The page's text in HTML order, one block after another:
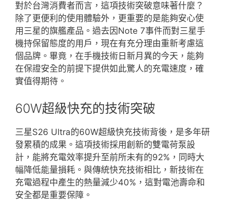
對於台灣消費者而言，這項技術突破意味著什麼？
除了更便利的使用體驗外，更重要的是能夠安心使
用三星的旗艦產品。過去因Note 7事件而對三星手
機持保留態度的用戶，現在有充分理由重新考慮這
個品牌。畢竟，在手機技術日新月異的今天，能夠
在保證安全的前提下提供如此驚人的充電速度，確
實值得期待。
60W超級快充的技術突破
三星S26 Ultra的60W超級快充技術背後，是多年研
發累積的成果。這項技術採用創新的雙電荷泵設
計，能將充電效率提升至前所未有的92%，同時大
幅降低能量損耗。與傳統快充技術相比，新技術在
充電過程中產生的熱量減少40%，這對電池壽命和
安全都是重要保障。